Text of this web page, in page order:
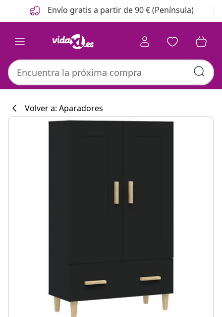
Anterior
Siguiente Envío gratis a partir de 90 € (Península)
Volver a: Aparadores